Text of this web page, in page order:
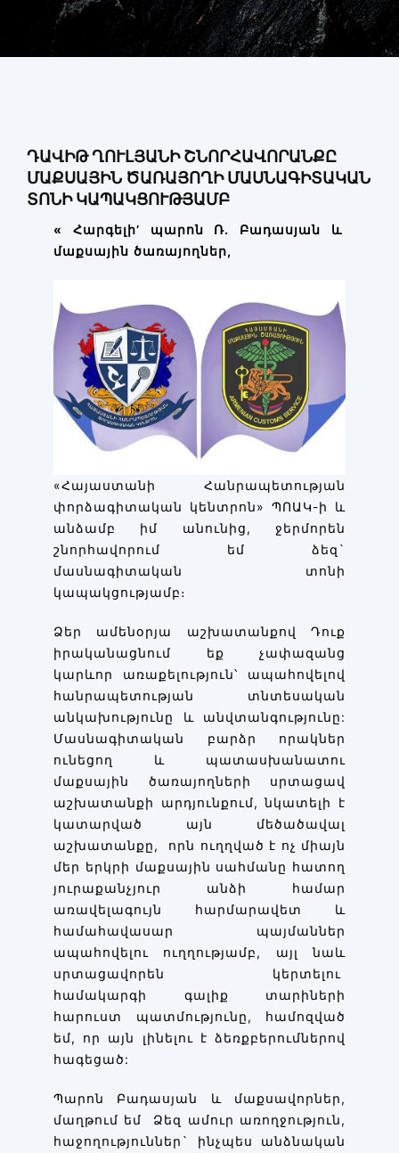
Փորձաքննությունների տեսակները
Նորություններ
ԴԱՎԻԹ ՂՈՒԼՅԱՆԻ ՇՆՈՐՀԱՎՈՐԱՆՔԸ
ՄԱՔՍԱՅԻՆ ԾԱՌԱՅՈՂԻ ՄԱՍՆԱԳԻՏԱԿԱՆ
ՏՈՆԻ ԿԱՊԱԿՑՈՒԹՅԱՄԲ
« Հարգելի’ պարոն Ռ. Բադասյան և
մաքսային ծառայողներ,
«Հայաստանի Հանրապետության
փորձագիտական կենտրոն» ՊՈԱԿ-ի և
անձամբ իմ անունից, ջերմորեն
շնորհավորում եմ ձեզ`
մասնագիտական տոնի
կապակցությամբ։
Ձեր ամենօրյա աշխատանքով Դուք
իրականացնում եք չափազանց
կարևոր առաքելություն՝ ապահովելով
հանրապետության տնտեսական
անկախությունը և անվտանգությունը:
Մասնագիտական բարձր որակներ
ունեցող և պատասխանատու
մաքսային ծառայողների սրտացավ
աշխատանքի արդյունքում, նկատելի է
կատարված այն մեծածավալ
աշխատանքը, որն ուղղված է ոչ միայն
մեր երկրի մաքսային սահմանը հատող
յուրաքանչյուր անձի համար
առավելագույն հարմարավետ և
համահավասար պայմաններ
ապահովելու ուղղությամբ, այլ նաև
սրտացավորեն կերտելու
համակարգի գալիք տարիների
հարուստ պատմությունը, համոզված
եմ, որ այն լինելու է ձեռքբերումներով
հագեցած:
Պարոն Բադասյան և մաքսավորներ,
մաղթում եմ Ձեզ ամուր առողջություն,
հաջողություններ` ինչպես անձնական